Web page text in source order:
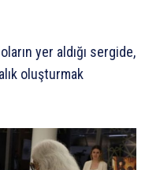
yer aldığı sergide,
oluşturmak